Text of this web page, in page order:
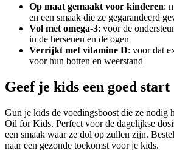
Op maat gemaakt voor kinderen:
en een smaak die ze gegarandeerd
Vol met omega-3: voor de
in de hersenen en de ogen
Verrijkt met vitamine D: voor dat
voor hun botten en weerstand
Geef je kids een goed start
Gun je kids de voedingsboost die ze nodig
Oil for Kids. Perfect voor de dagelijkse
een smaak waar ze dol op zullen zijn.
naar een gezonde toekomst voor je kids.